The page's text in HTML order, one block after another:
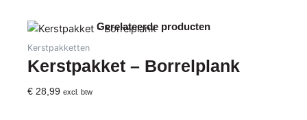
Gerelateerde producten
Kerstpakketten
Kerstpakket – Borrelplank
€ 28,99 excl. btw